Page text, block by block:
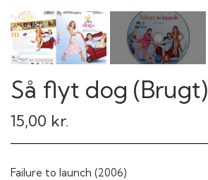
Så flyt dog (Brugt)
15,00 kr.
Failure to launch (2006)